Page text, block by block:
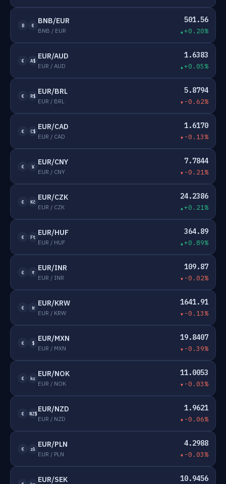
B € BNB/EUR
BNB / EUR
501.56
+0.20%
€ A$ EUR/AUD
EUR / AUD
1.6383
+0.05%
€ R$ EUR/BRL
EUR / BRL
5.8794
-0.62%
€ C$ EUR/CAD
EUR / CAD
1.6170
-0.13%
€ ¥ EUR/CNY
EUR / CNY
7.7844
-0.21%
€ Kč EUR/CZK
EUR / CZK
24.2386
+0.21%
€ Ft EUR/HUF
EUR / HUF
364.89
+0.89%
€ ₹ EUR/INR
EUR / INR
109.87
-0.02%
€ ₩ EUR/KRW
EUR / KRW
1641.91
-0.13%
€ $ EUR/MXN
EUR / MXN
19.8407
-0.39%
€ kr EUR/NOK
EUR / NOK
11.0053
-0.03%
€ NZ$ EUR/NZD
EUR / NZD
1.9621
-0.06%
€ zł EUR/PLN
EUR / PLN
4.2988
-0.03%
EUR/SEK 10.9456